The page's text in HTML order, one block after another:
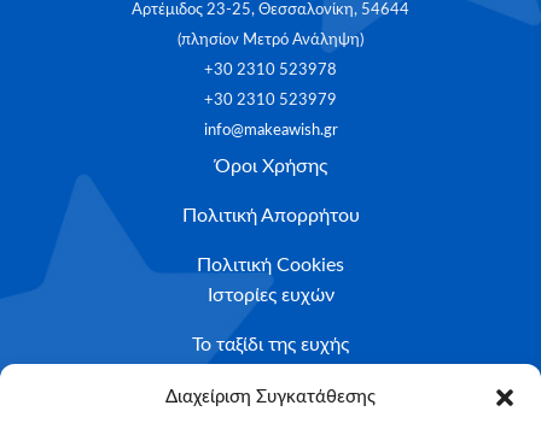
Διαχείριση Συγκατάθεσης
Αρτέμιδος 23-25, Θεσσαλονίκη, 54644
(πλησίον Μετρό Ανάληψη)
+30 2310 523978
+30 2310 523979
info@makeawish.gr
Όροι Χρήσης
Πολιτική Απορρήτου
Πολιτική Cookies
Ιστορίες ευχών
Το ταξίδι της ευχής
Κριτήρια Καταλληλότητας